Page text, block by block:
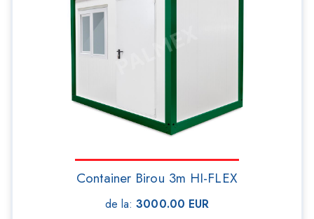
Container Birou 3m HI-FLEX
de la:3000.00 EUR